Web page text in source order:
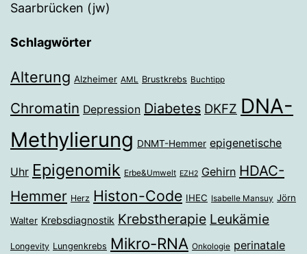
Saarbrücken (jw)
Schlagwörter
Alterung Alzheimer AML Brustkrebs Buchtipp
Chromatin Depression Diabetes DKFZ DNA-
Methylierung DNMT-Hemmer epigenetische
Uhr Epigenomik Erbe&Umwelt EZH2 Gehirn HDAC-
Hemmer Herz Histon-Code IHEC Isabelle Mansuy Jörn
Walter Krebsdiagnostik Krebstherapie Leukämie
Longevity Lungenkrebs Mikro-RNA Onkologie perinatale